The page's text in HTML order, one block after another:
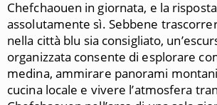
Chefchaouen in giornata, e la
assolutamente sì. Sebbene
nella città blu sia consigliato,
organizzata consente di esplorare
medina, ammirare panorami
cucina locale e vivere l’atmosfera